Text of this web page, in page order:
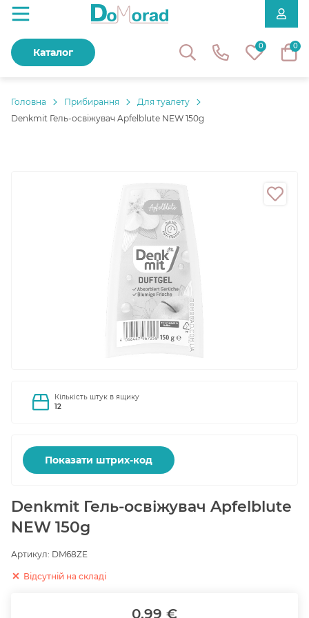
0 0
Каталог
Головнa Прибирання
Для туалету
Denkmit Гель-освіжувач Apfelblute NEW 150g
Кількість штук в ящику
12
Показати штрих-код
Denkmit Гель-освіжувач Apfelblute
NEW 150g
Артикул: DM68ZE
Відсутній на складі
0.99 €